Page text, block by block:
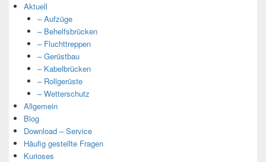
Aktuell
– Aufzüge
– Behelfsbrücken
– Fluchttreppen
– Gerüstbau
– Kabelbrücken
– Rollgerüste
– Wetterschutz
Allgemein
Blog
Download – Service
Häufig gestellte Fragen
Kurioses